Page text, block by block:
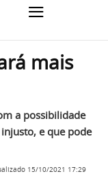
mais
a possibilidade
e que pode
15/10/2021 17:29